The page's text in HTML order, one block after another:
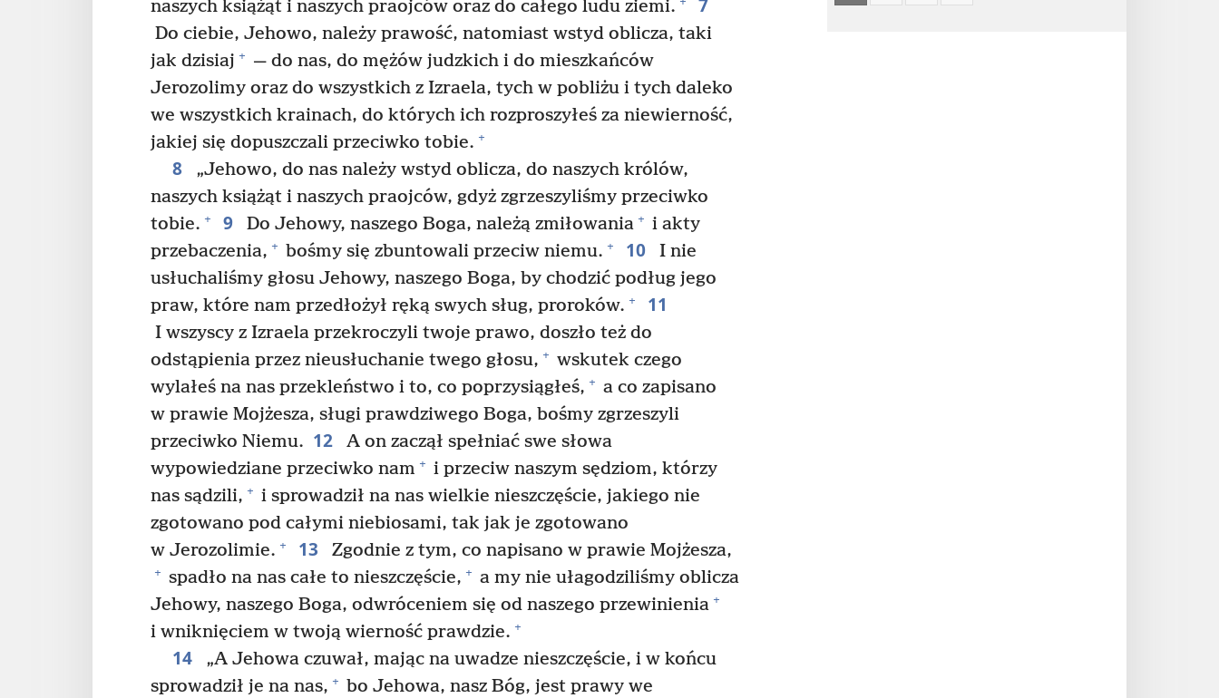
naszych książąt i naszych praojców oraz do całego ludu ziemi.
Do ciebie, Jehowo, należy prawość, natomiast wstyd oblicza, taki
jak dzisiaj + — do nas, do mężów judzkich i do mieszkańców
Jerozolimy oraz do wszystkich z Izraela, tych w pobliżu i tych daleko
we wszystkich krainach, do których ich rozproszyłeś za niewierność,
jakiej się dopuszczali przeciwko tobie. +
8
„Jehowo, do nas należy wstyd oblicza, do naszych królów,
naszych książąt i naszych praojców, gdyż zgrzeszyliśmy przeciwko
tobie. + 9 Do Jehowy, naszego Boga, należą zmiłowania + i akty
przebaczenia, + bośmy się zbuntowali przeciw niemu. + 10
I nie
usłuchaliśmy głosu Jehowy, naszego Boga, by chodzić podług jego
praw, które nam przedłożył ręką swych sług, proroków. + 11
I wszyscy z Izraela przekroczyli twoje prawo, doszło też do
odstąpienia przez nieusłuchanie twego głosu, + wskutek czego
wylałeś na nas przekleństwo i to, co poprzysiągłeś, + a co zapisano
w prawie Mojżesza, sługi prawdziwego Boga, bośmy zgrzeszyli
przeciwko Niemu. 12
A on zaczął spełniać swe słowa
wypowiedziane przeciwko nam + i przeciw naszym sędziom, którzy
nas sądzili, + i sprowadził na nas wielkie nieszczęście, jakiego nie
zgotowano pod całymi niebiosami, tak jak je zgotowano
w Jerozolimie. + 13 Zgodnie z tym, co napisano w prawie Mojżesza,
+ spadło na nas całe to nieszczęście, + a my nie ułagodziliśmy oblicza
Jehowy, naszego Boga, odwróceniem się od naszego przewinienia +
i wniknięciem w twoją wierność prawdzie. +
14
„A Jehowa czuwał, mając na uwadze nieszczęście, i w końcu
sprowadził je na nas, + bo Jehowa, nasz Bóg, jest prawy we